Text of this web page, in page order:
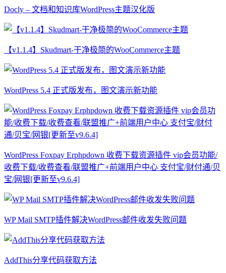
Docly – 文档和知识库WordPress主题汉化版
【v1.1.4】Skudmart-干净极简的WooCommerce主题
WordPress 5.4 正式版发布，图文演示新功能
WordPress Foxpay Erphpdown 收费下载资源插件 vip会员功能/
收费下载/收费查看/联盟推广+前端用户中心 支付宝/财付通/贝
宝/网银[更新至v9.6.4]
WP Mail SMTP插件解决WordPress邮件收发失败问题
AddThis分享代码获取方法